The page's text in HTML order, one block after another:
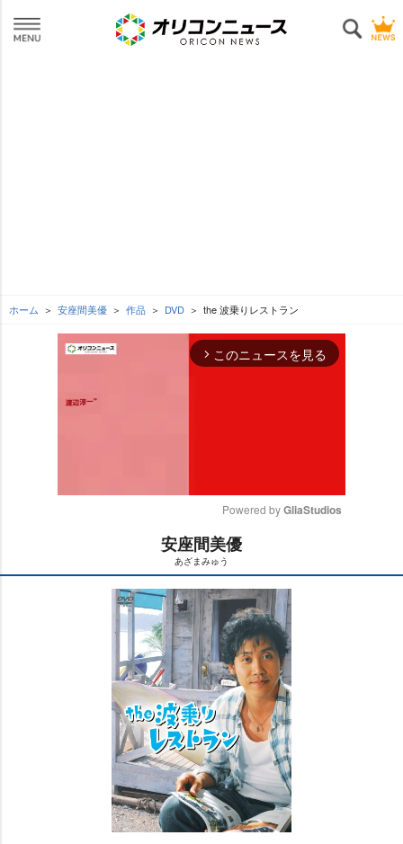
ホーム 安座間美優 作品 DVD the 波乗りレストラン
arrow_forward_ios このニュースを見る
t
e
Powered by GliaStudios
安座間美優
あざまみゅう